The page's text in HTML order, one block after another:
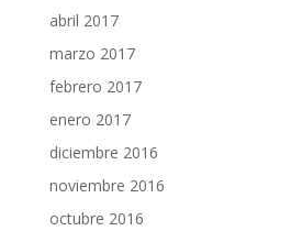
abril 2017
marzo 2017
febrero 2017
enero 2017
diciembre 2016
noviembre 2016
octubre 2016